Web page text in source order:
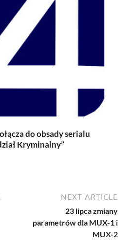
do obsady serialu
Kryminalny”
NEXT ARTICLE
23 lipca zmiany
parametrów dla MUX-1 i
MUX-2